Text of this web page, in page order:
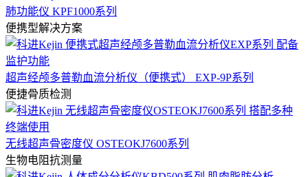
肺功能仪 KPF1000系列
便携型解决方案
超声经颅多普勒血流分析仪（便携式） EXP-9P系列
便捷骨质检测
无线超声骨密度仪 OSTEOKJ7600系列
生物电阻抗测量